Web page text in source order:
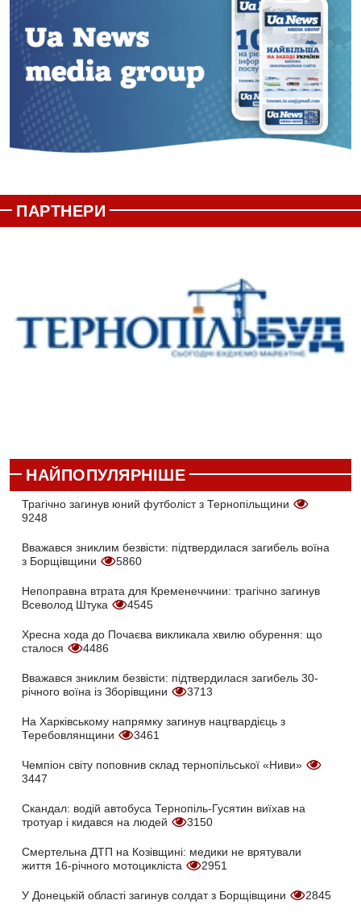
ПАРТНЕРИ
НАЙПОПУЛЯРНІШЕ
Трагічно загинув юний футболіст з Тернопільщини
9248
Вважався зниклим безвісти: підтвердилася загибель воїна
з Борщівщини
5860
Непоправна втрата для Кременеччини: трагічно загинув
Всеволод Штука
4545
Хресна хода до Почаєва викликала хвилю обурення: що
сталося
4486
Вважався зниклим безвісти: підтвердилася загибель 30-
річного воїна із Зборівщини
3713
На Харківському напрямку загинув нацгвардієць з
Теребовлянщини
3461
Чемпіон світу поповнив склад тернопільської «Ниви»
3447
Скандал: водій автобуса Тернопіль-Гусятин виїхав на
тротуар і кидався на людей
3150
Смертельна ДТП на Козівщині: медики не врятували
життя 16-річного мотоцикліста
2951
У Донецькій області загинув солдат з Борщівщини 2845